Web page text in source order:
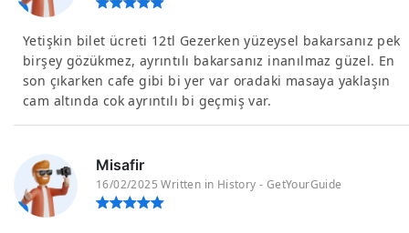
Yetişkin bilet ücreti 12tl Gezerken yüzeysel bakarsanız pek
birşey gözükmez, ayrıntılı bakarsanız inanılmaz güzel. En
son çıkarken cafe gibi bi yer var oradaki masaya yaklaşın
cam altında cok ayrıntılı bi geçmiş var.
Misafir
16/02/2025 Written in History - GetYourGuide